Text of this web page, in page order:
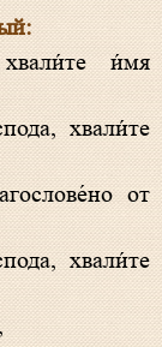
хвали́те
от
хвали́те